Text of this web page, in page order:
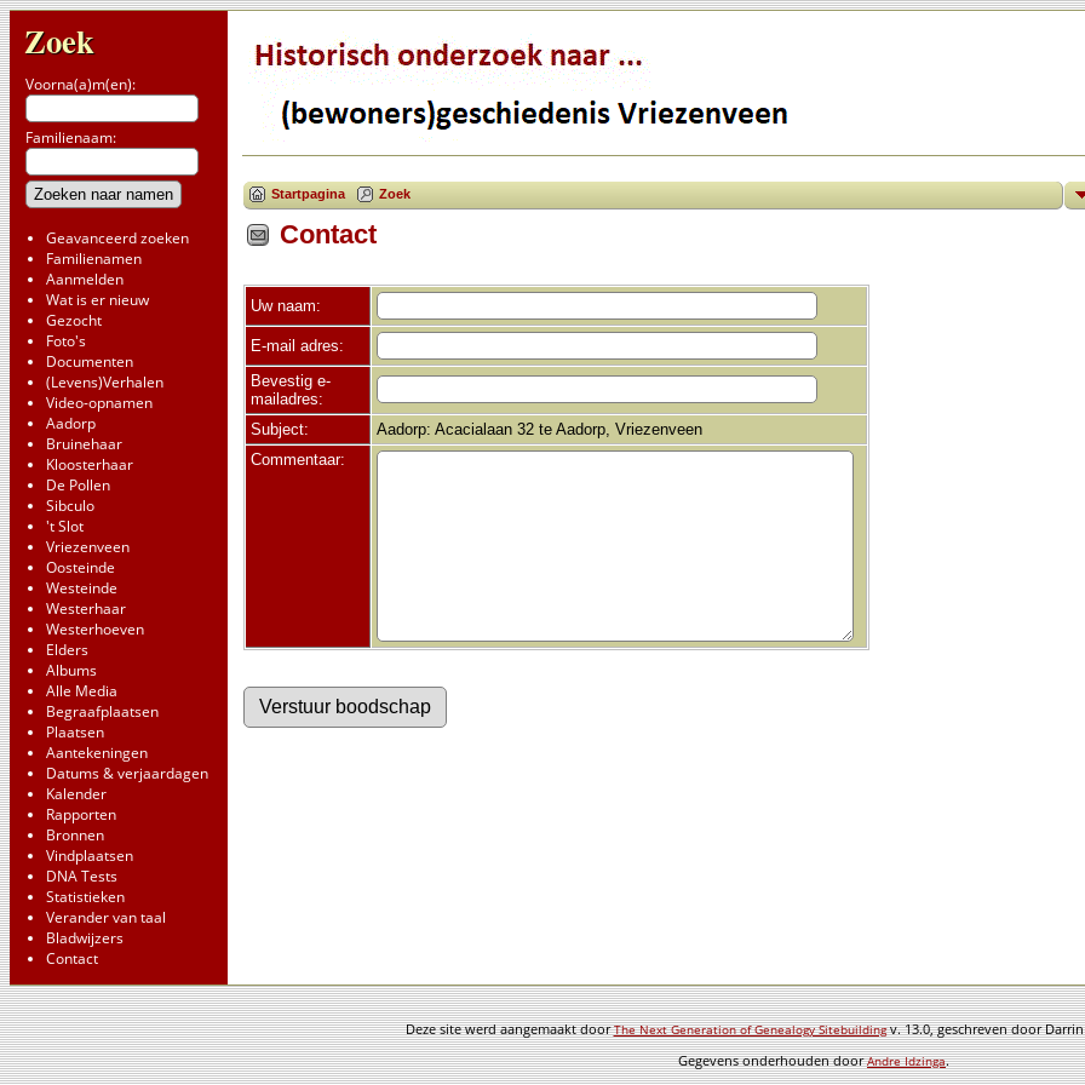
Zoek
Voorna(a)m(en):
Familienaam:
Geavanceerd zoeken
Familienamen
Aanmelden
Wat is er nieuw
Gezocht
Foto's
Documenten
(Levens)Verhalen
Video-opnamen
Aadorp
Bruinehaar
Kloosterhaar
De Pollen
Sibculo
't Slot
Vriezenveen
Oosteinde
Westeinde
Westerhaar
Westerhoeven
Elders
Albums
Alle Media
Begraafplaatsen
Plaatsen
Aantekeningen
Datums & verjaardagen
Kalender
Rapporten
Bronnen
Vindplaatsen
DNA Tests
Statistieken
Verander van taal
Bladwijzers
Contact
Startpagina Zoek
Contact
Uw naam:
E-mail adres:
Bevestig e-
mailadres:
Subject:
Aadorp: Acacialaan 32 te Aadorp, Vriezenveen
Commentaar:
Deze site werd aangemaakt doorThe Next Generation of Genealogy Sitebuildingv. 13.0, geschreven door
Gegevens onderhouden doorAndre Idzinga.